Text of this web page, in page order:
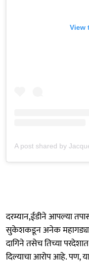
View
A post shared by
दरम्यान,ईडीने आपल्या
सुकेशकडून अनेक महागड्या
दागिने तसेच तिच्या
दिल्याचा आरोप आहे. पण,